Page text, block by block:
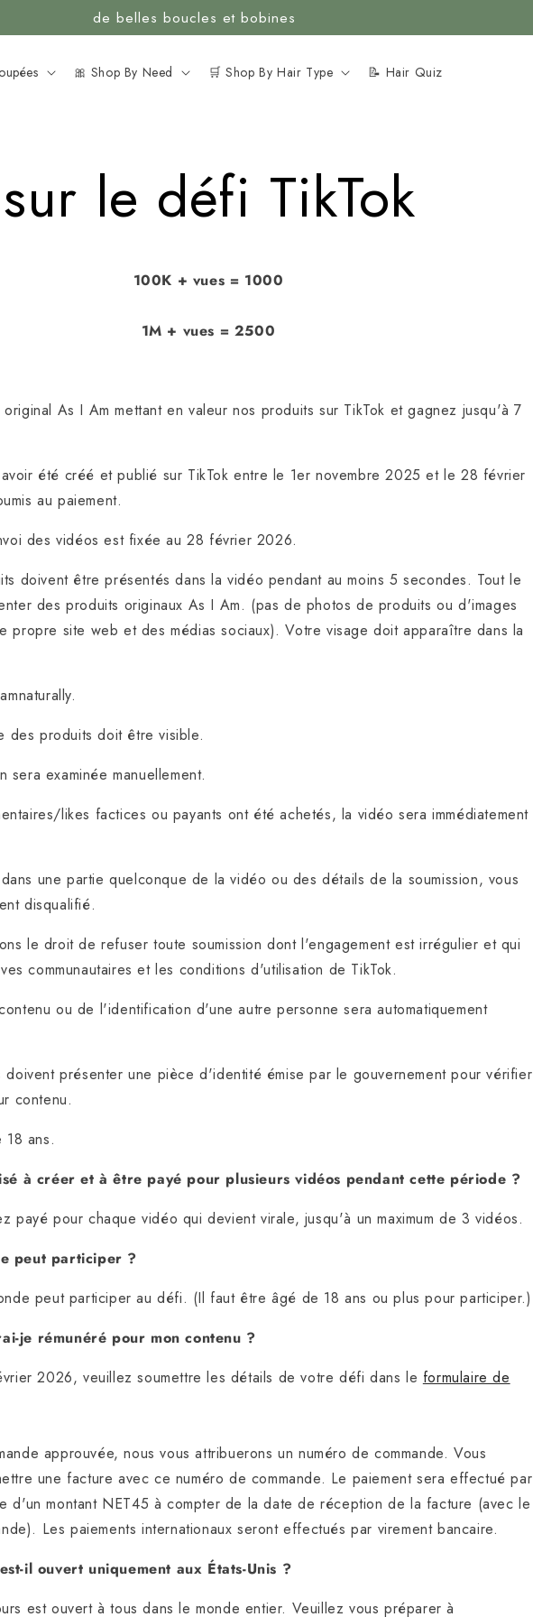
de belles boucles et bobines
🎀 Shop By Need 🛒 Shop By Hair Type 📝 Hair Quiz
le défi TikTok
100K + vues = 1000
1M + vues = 2500
As I Am mettant en valeur nos produits sur TikTok et gagnez jusqu'à 7
été créé et publié sur TikTok entre le 1er novembre 2025 et le 28 février
au paiement.
des vidéos est fixée au 28 février 2026.
doivent être présentés dans la vidéo pendant au moins 5 secondes. Tout le
des produits originaux As I Am. (pas de photos de produits ou d'images
propre site web et des médias sociaux). Votre visage doit apparaître dans la
des produits doit être visible.
sera examinée manuellement.
likes factices ou payants ont été achetés, la vidéo sera immédiatement
une partie quelconque de la vidéo ou des détails de la soumission, vous
disqualifié.
le droit de refuser toute soumission dont l'engagement est irrégulier et qui
communautaires et les conditions d'utilisation de TikTok.
ou de l'identification d'une autre personne sera automatiquement
doivent présenter une pièce d'identité émise par le gouvernement pour vérifier
contenu.
ans.
à créer et à être payé pour plusieurs vidéos pendant cette période ?
payé pour chaque vidéo qui devient virale, jusqu'à un maximum de 3 vidéos.
peut participer ?
peut participer au défi. (Il faut être âgé de 18 ans ou plus pour participer.)
je rémunéré pour mon contenu ?
2026, veuillez soumettre les détails de votre défi dans le formulaire de
approuvée, nous vous attribuerons un numéro de commande. Vous
une facture avec ce numéro de commande. Le paiement sera effectué par
d'un montant NET45 à compter de la date de réception de la facture (avec le
Les paiements internationaux seront effectués par virement bancaire.
il ouvert uniquement aux États-Unis ?
est ouvert à tous dans le monde entier. Veuillez vous préparer à